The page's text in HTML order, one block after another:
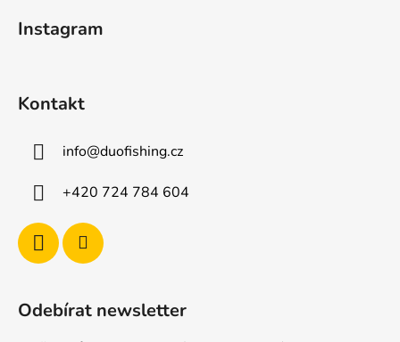
Instagram
Kontakt
info@duofishing.cz
+420 724 784 604
Odebírat newsletter